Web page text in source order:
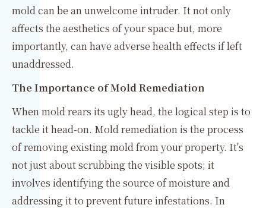
mold can be an unwelcome intruder. It not only
affects the aesthetics of your space but, more
importantly, can have adverse health effects if left
unaddressed.
The Importance of Mold Remediation
When mold rears its ugly head, the logical step is to
tackle it head-on. Mold remediation is the process
of removing existing mold from your property. It's
not just about scrubbing the visible spots; it
involves identifying the source of moisture and
addressing it to prevent future infestations. In